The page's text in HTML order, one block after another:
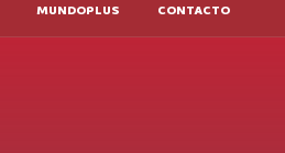
MUNDOPLUS CONTACTO